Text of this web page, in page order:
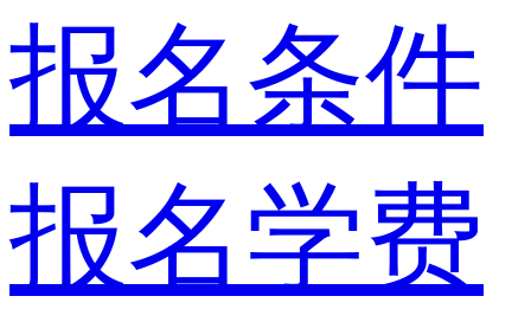
报名条件
报名学费